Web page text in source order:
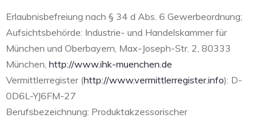
Erlaubnisbefreiung nach § 34 d Abs. 6 Gewerbeordnung;
Aufsichtsbehörde: Industrie- und Handelskammer für
München und Oberbayern, Max-Joseph-Str. 2, 80333
München, http://www.ihk-muenchen.de
Vermittlerregister (http://www.vermittlerregister.info): D-
0D6L-YJ6FM-27
Berufsbezeichnung: Produktakzessorischer